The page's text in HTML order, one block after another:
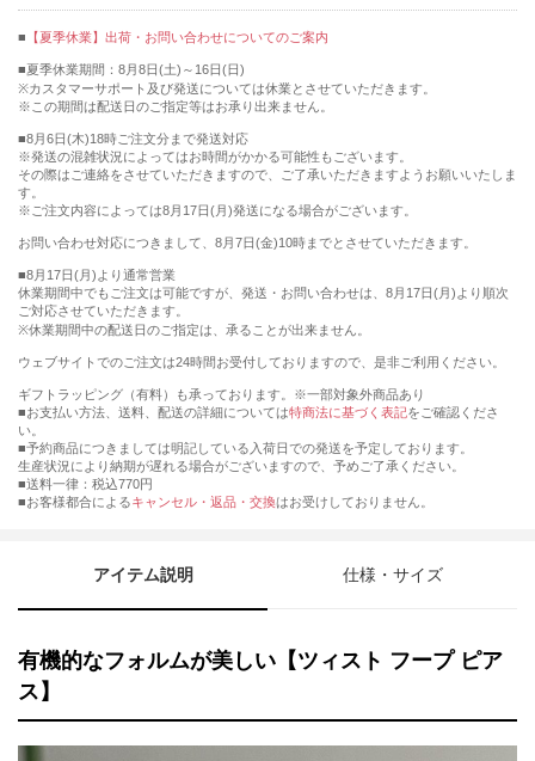
【夏季休業】出荷・お問い合わせについてのご案内
■夏季休業期間：8月8日(土)～16日(日)
※カスタマーサポート及び発送については休業とさせていただきます。
※この期間は配送日のご指定等はお承り出来ません。
■8月6日(木)18時ご注文分まで発送対応
※発送の混雑状況によってはお時間がかかる可能性もございます。
その際はご連絡をさせていただきますので、ご了承いただきますようお願いいたしま
す。
※ご注文内容によっては8月17日(月)発送になる場合がございます。
お問い合わせ対応につきまして、8月7日(金)10時までとさせていただきます。
■8月17日(月)より通常営業
休業期間中でもご注文は可能ですが、発送・お問い合わせは、8月17日(月)より順次
ご対応させていただきます。
※休業期間中の配送日のご指定は、承ることが出来ません。
ウェブサイトでのご注文は24時間お受付しておりますので、是非ご利用ください。
ギフトラッピング（有料）も承っております。※一部対象外商品あり
■お支払い方法、送料、配送の詳細については特商法に基づく表記をご確認くださ
い。
■予約商品につきましては明記している入荷日での発送を予定しております。
生産状況により納期が遅れる場合がございますので、予めご了承ください。
■送料一律：税込770円
■お客様都合によるキャンセル・返品・交換はお受けしておりません。
アイテム説明 仕様・サイズ
有機的なフォルムが美しい【ツィスト フープ ピア
ス】